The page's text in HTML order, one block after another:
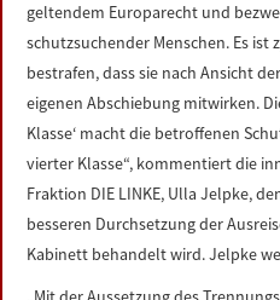
DATENSCHUTZERKLÄRUNG
IMPRESSUM
geltendem Europarecht und
schutzsuchender Menschen. Es ist
bestrafen, dass sie nach Ansicht
eigenen Abschiebung mitwirken.
Klasse‘ macht die betroffenen
vierter Klasse“, kommentiert die
Fraktion DIE LINKE, Ulla Jelpke,
besseren Durchsetzung der
Kabinett behandelt wird. Jelpke